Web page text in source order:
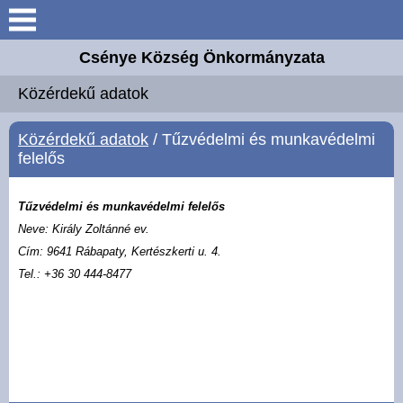
Keresés
Elérhetőségek
Intézmények
Csénye Község Önkormányzata
Közérdekű adatok
Közérdekű adatok / Tűzvédelmi és munkavédelmi
felelős
Tűzvédelmi és munkavédelmi felelős
Neve: Király Zoltánné ev.
Cím: 9641 Rábapaty, Kertészkerti u. 4.
Tel.: +36 30 444-8477